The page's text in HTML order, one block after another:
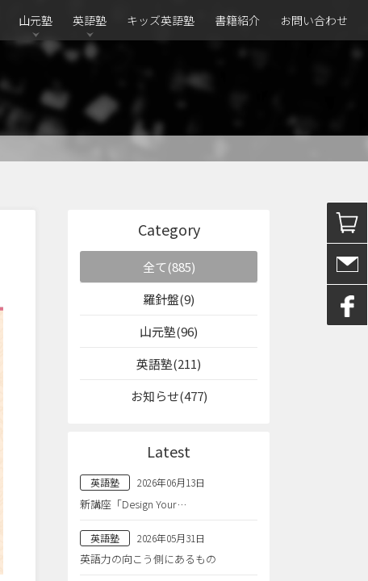
山元塾 英語塾 キッズ英語塾 書籍紹介 お問い合わせ
Category
全て(885)
羅針盤(9)
山元塾(96)
英語塾(211)
お知らせ(477)
Latest
英語塾 2026年06月13日
新講座「Design Your…
英語塾 2026年05月31日
英語力の向こう側にあるもの